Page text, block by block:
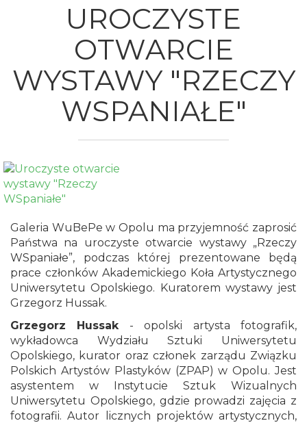
UROCZYSTE
OTWARCIE
WYSTAWY "RZECZY
WSPANIAŁE"
Galeria WuBePe w Opolu ma przyjemność zaprosić
Państwa na uroczyste otwarcie wystawy „Rzeczy
WSpaniałe”, podczas której prezentowane będą
prace członków Akademickiego Koła Artystycznego
Uniwersytetu Opolskiego. Kuratorem wystawy jest
Grzegorz Hussak.
Grzegorz Hussak - opolski artysta fotografik,
wykładowca Wydziału Sztuki Uniwersytetu
Opolskiego, kurator oraz członek zarządu Związku
Polskich Artystów Plastyków (ZPAP) w Opolu. Jest
asystentem w Instytucie Sztuk Wizualnych
Uniwersytetu Opolskiego, gdzie prowadzi zajęcia z
fotografii. Autor licznych projektów artystycznych,